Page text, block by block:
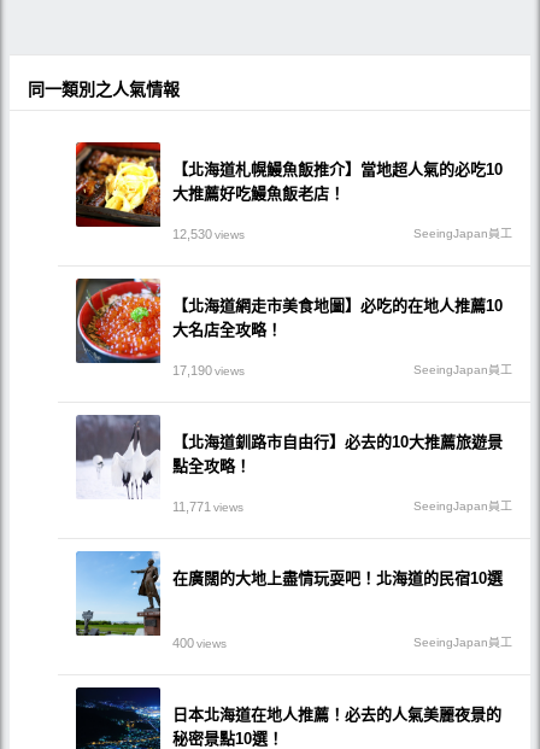
同一類別之人氣情報
【北海道札幌鰻魚飯推介】當地超人氣的必吃10
大推薦好吃鰻魚飯老店！
12,530views SeeingJapan員工
【北海道網走市美食地圖】必吃的在地人推薦10
大名店全攻略！
17,190views SeeingJapan員工
【北海道釧路市自由行】必去的10大推薦旅遊景
點全攻略！
11,771 views SeeingJapan員工
在廣闊的大地上盡情玩耍吧！北海道的民宿10選
400views SeeingJapan員工
日本北海道在地人推薦！必去的人氣美麗夜景的
秘密景點10選！